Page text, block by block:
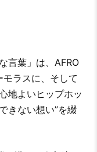
言葉」は、AFRO
モラスに、そして
地よいヒップホッ
きない想い”を綴